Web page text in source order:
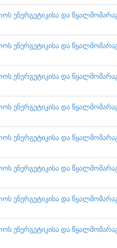
ენერგეტიკისა და
ენერგეტიკისა და
ენერგეტიკისა და
ენერგეტიკისა და
ენერგეტიკისა და
ენერგეტიკისა და
ენერგეტიკისა და
ენერგეტიკისა და